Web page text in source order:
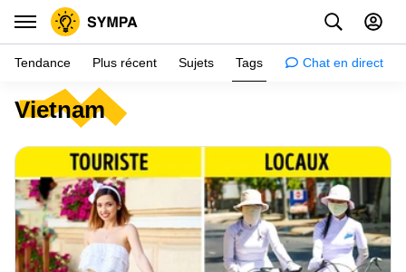
Vietnam
Tendance Plus récent Sujets Tags Chat en direct
Inspiration
Psychologie
Conseils
Filles
Couple